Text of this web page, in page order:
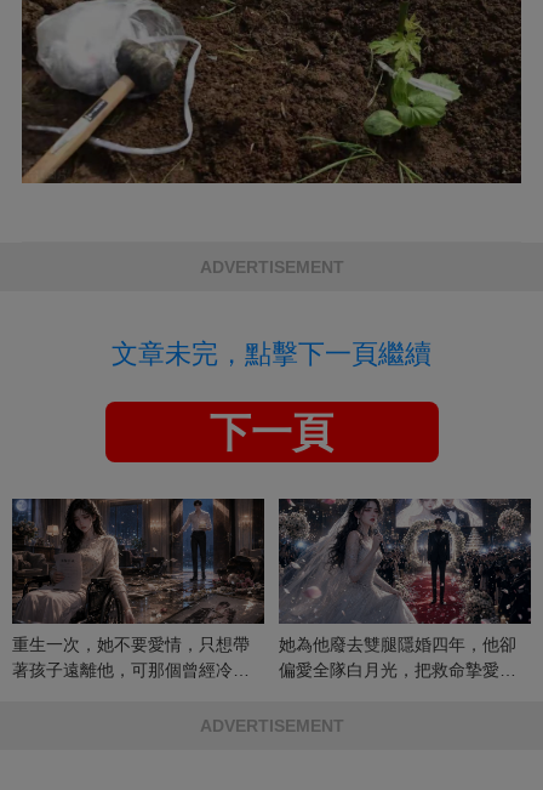
ADVERTISEMENT
文章未完，點擊下一頁繼續
下一頁
重生一次，她不要愛情，只想帶
著孩子遠離他，可那個曾經冷漠
她為他廢去雙腿隱婚四年，他卻
偏愛全隊白月光，把救命摯愛當
ADVERTISEMENT